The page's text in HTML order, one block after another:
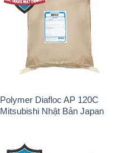
Polymer Diafloc AP 120C
Mitsubishi Nhật Bản Japan